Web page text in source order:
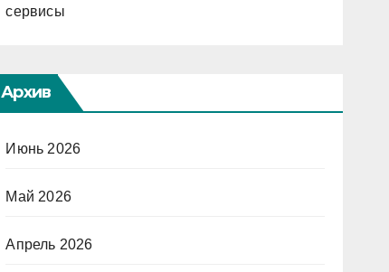
сервисы
Архив
Июнь 2026
Май 2026
Апрель 2026